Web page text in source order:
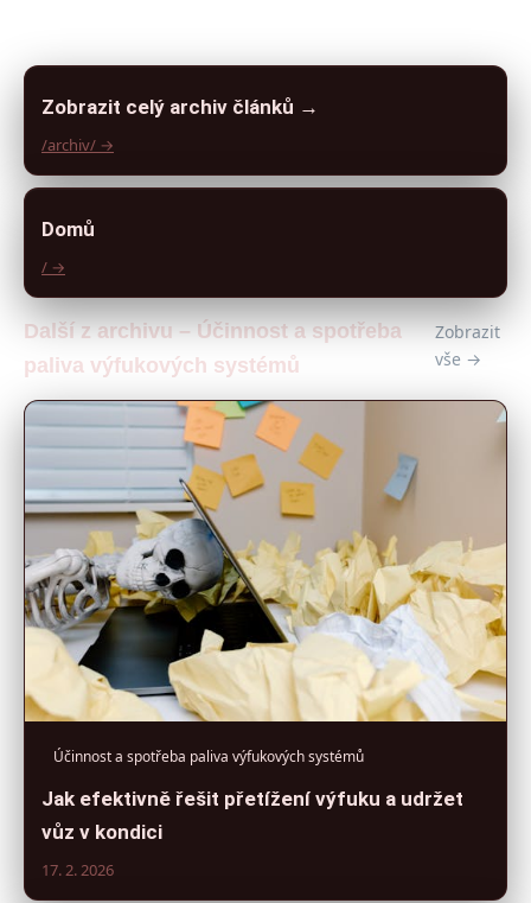
Zobrazit celý archiv článků →
/archiv/ →
Domů
/ →
Další z archivu – Účinnost a spotřeba
paliva výfukových systémů
Zobrazit
vše →
Účinnost a spotřeba paliva výfukových systémů
Jak efektivně řešit přetížení výfuku a udržet
vůz v kondici
17. 2. 2026